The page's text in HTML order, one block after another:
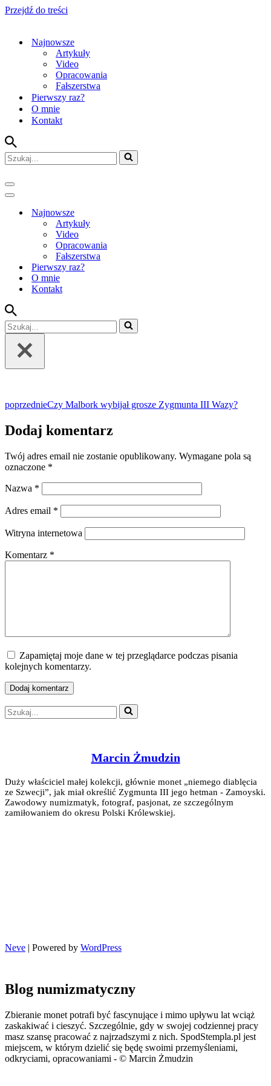
Przejdź do treści
Najnowsze
Artykuły
Video
Opracowania
Fałszerstwa
Pierwszy raz?
O mnie
Kontakt
Szukaj...
Menu
nawigacji
Menu
nawigacjiNajnowsze
Artykuły
Video
Opracowania
Fałszerstwa
Pierwszy raz?
O mnie
Kontakt
Szukaj...
poprzednieCzy Malbork wybijał grosze Zygmunta III Wazy?
Dodaj komentarz
Twój adres email nie zostanie opublikowany. Wymagane pola są
oznaczone *
Nazwa *
Adres email *
Witryna internetowa
Komentarz *
Zapamiętaj moje dane w tej przeglądarce podczas pisania
kolejnych komentarzy.
Szukaj...
Marcin Żmudzin
Duży właściciel małej kolekcji, głównie monet „niemego diablęcia
ze Szwecji”, jak miał określić Zygmunta III jego hetman - Zamoyski.
Zawodowy numizmatyk, fotograf, pasjonat, ze szczególnym
zamiłowaniem do okresu Polski Królewskiej.
Neve | Powered by WordPress
Blog numizmatyczny
Zbieranie monet potrafi być fascynujące i mimo upływu lat wciąż
zaskakiwać i cieszyć. Szczególnie, gdy w swojej codziennej pracy
masz szansę pracować z najrzadszymi z nich. SpodStempla.pl jest
miejscem, w którym dzielić się będę swoimi przemyśleniami,
odkryciami, opracowaniami - © Marcin Żmudzin